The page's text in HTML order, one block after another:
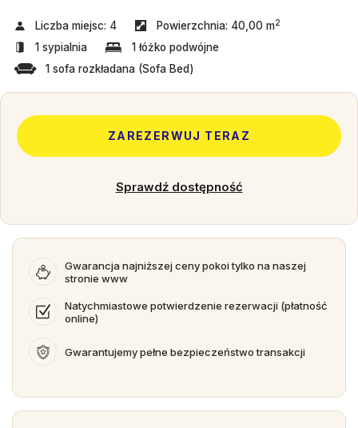
Liczba miejsc: 4 Powierzchnia: 40,00 m2
1 sypialnia
1 łóżko podwójne
1 sofa rozkładana (Sofa Bed)
ZAREZERWUJ TERAZ
Sprawdź dostępność
Gwarancja najniższej ceny pokoi tylko na naszej
stronie www
Natychmiastowe potwierdzenie rezerwacji (płatność
online)
Gwarantujemy pełne bezpieczeństwo transakcji